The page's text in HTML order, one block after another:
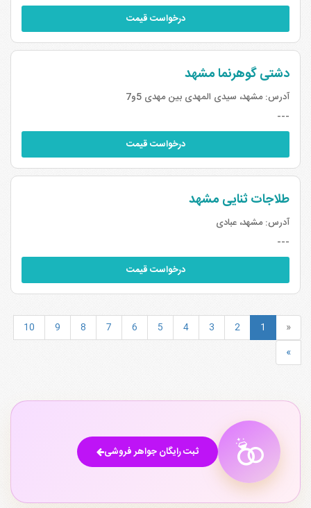
درخواست قیمت
دشتی گوهرنما مشهد
آدرس:مشهد، سیدی المهدی بین مهدی 5و7
---
درخواست قیمت
طلاجات ثنایی مشهد
آدرس:مشهد، عبادی
---
درخواست قیمت
«
1
2
3
4
5
6
7
8
9
10
»
ثبت رایگان جواهر فروشی